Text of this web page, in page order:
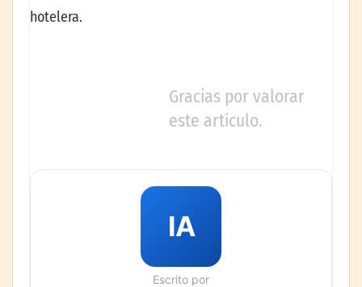
hotelera.
Gracias por valorar
este artículo.
IA
Escrito por